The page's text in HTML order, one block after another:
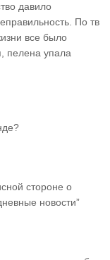
давило
По тв
все было
пелена упала
стороне о
новости”